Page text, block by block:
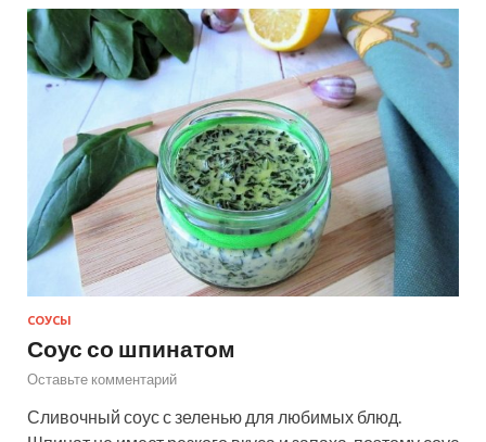
СОУСЫ
Соус со шпинатом
Оставьте комментарий
Сливочный соус с зеленью для любимых блюд.